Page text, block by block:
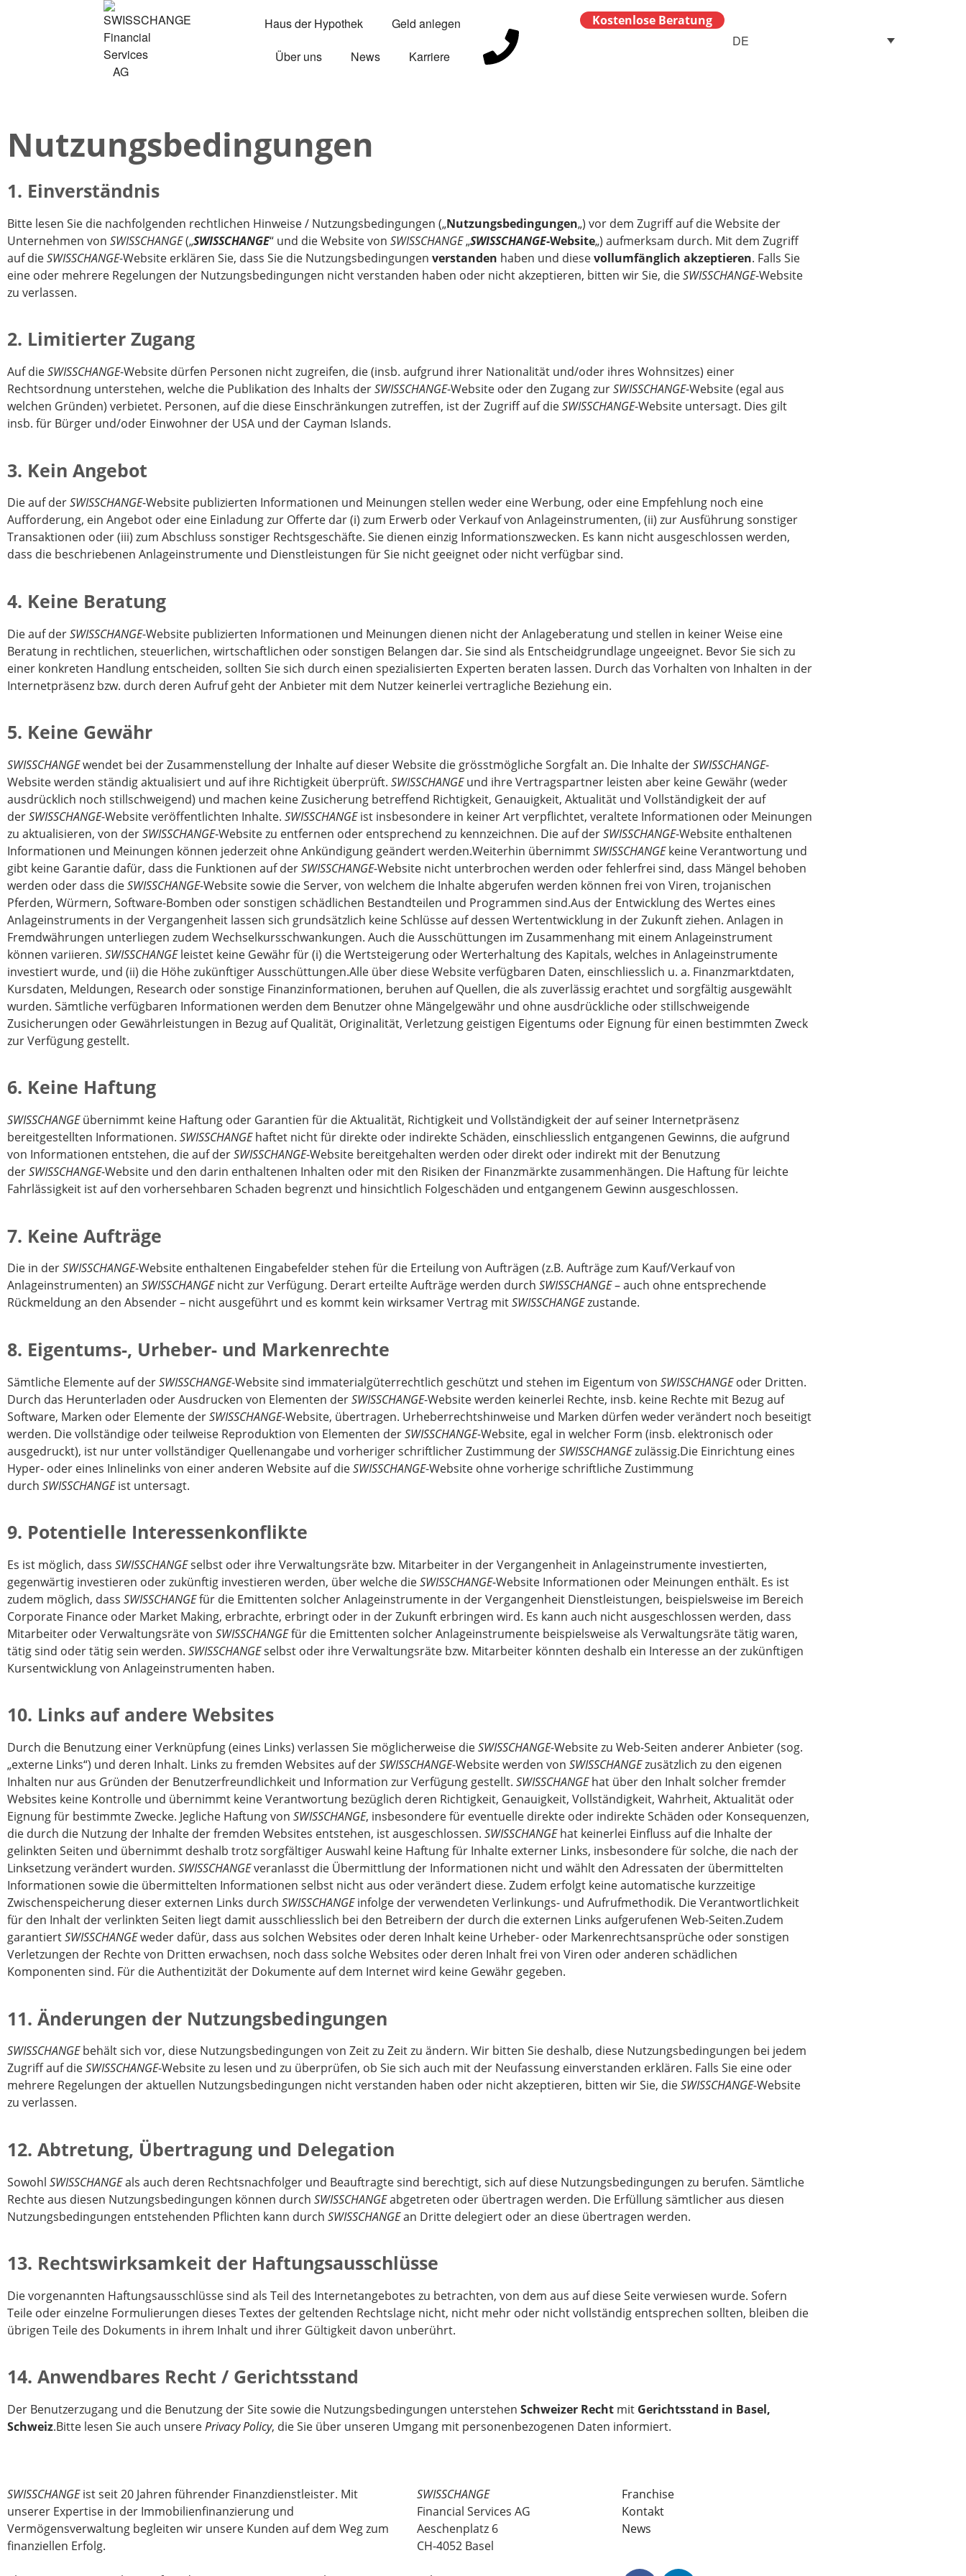
Haus der Hypothek
Geld anlegen
Über uns
News Karriere
Kostenlose Beratung
DE
Nutzungsbedingungen
1. Einverständnis
Bitte lesen Sie die nachfolgenden rechtlichen Hinweise / Nutzungsbedingungen („Nutzungsbedingungen„) vor dem Zugriff auf die Website der
Unternehmen von SWISSCHANGE(„SWISSCHANGE“ und die Website von SWISSCHANGE„SWISSCHANGE-Website„) aufmerksam durch. Mit dem Zugriff
auf dieSWISSCHANGE-Website erklären Sie, dass Sie die Nutzungsbedingungen verstanden haben und diesevollumfänglich akzeptieren. Falls Sie
eine oder mehrere Regelungen der Nutzungsbedingungen nicht verstanden haben oder nicht akzeptieren, bitten wir Sie, dieSWISSCHANGE-Website
zu verlassen.
2. Limitierter Zugang
Auf dieSWISSCHANGE-Website dürfen Personen nicht zugreifen, die (insb. aufgrund ihrer Nationalität und/oder ihres Wohnsitzes) einer
Rechtsordnung unterstehen, welche die Publikation des Inhalts derSWISSCHANGE-Website oder den Zugang zurSWISSCHANGE-Website (egal aus
welchen Gründen) verbietet. Personen, auf die diese Einschränkungen zutreffen, ist der Zugriff auf dieSWISSCHANGE-Website untersagt. Dies gilt
insb. für Bürger und/oder Einwohner der USA und der Cayman Islands.
3. Kein Angebot
Die auf derSWISSCHANGE-Website publizierten Informationen und Meinungen stellen weder eine Werbung, oder eine Empfehlung noch eine
Aufforderung, ein Angebot oder eine Einladung zur Offerte dar (i) zum Erwerb oder Verkauf von Anlageinstrumenten, (ii) zur Ausführung sonstiger
Transaktionen oder (iii) zum Abschluss sonstiger Rechtsgeschäfte. Sie dienen einzig Informationszwecken. Es kann nicht ausgeschlossen werden,
dass die beschriebenen Anlageinstrumente und Dienstleistungen für Sie nicht geeignet oder nicht verfügbar sind.
4. Keine Beratung
Die auf derSWISSCHANGE-Website publizierten Informationen und Meinungen dienen nicht der Anlageberatung und stellen in keiner Weise eine
Beratung in rechtlichen, steuerlichen, wirtschaftlichen oder sonstigen Belangen dar. Sie sind als Entscheidgrundlage ungeeignet. Bevor Sie sich zu
einer konkreten Handlung entscheiden, sollten Sie sich durch einen spezialisierten Experten beraten lassen. Durch das Vorhalten von Inhalten in der
Internetpräsenz bzw. durch deren Aufruf geht der Anbieter mit dem Nutzer keinerlei vertragliche Beziehung ein.
5. Keine Gewähr
SWISSCHANGEwendet bei der Zusammenstellung der Inhalte auf dieser Website die grösstmögliche Sorgfalt an. Die Inhalte derSWISSCHANGE-
Website werden ständig aktualisiert und auf ihre Richtigkeit überprüft. SWISSCHANGEund ihre Vertragspartner leisten aber keine Gewähr (weder
ausdrücklich noch stillschweigend) und machen keine Zusicherung betreffend Richtigkeit, Genauigkeit, Aktualität und Vollständigkeit der auf
derSWISSCHANGE-Website veröffentlichten Inhalte. SWISSCHANGEist insbesondere in keiner Art verpflichtet, veraltete Informationen oder Meinungen
zu aktualisieren, von derSWISSCHANGE-Website zu entfernen oder entsprechend zu kennzeichnen. Die auf derSWISSCHANGE-Website enthaltenen
Informationen und Meinungen können jederzeit ohne Ankündigung geändert werden.Weiterhin übernimmtSWISSCHANGEkeine Verantwortung und
gibt keine Garantie dafür, dass die Funktionen auf derSWISSCHANGE-Website nicht unterbrochen werden oder fehlerfrei sind, dass Mängel behoben
werden oder dass dieSWISSCHANGE-Website sowie die Server, von welchem die Inhalte abgerufen werden können frei von Viren, trojanischen
Pferden, Würmern, Software-Bomben oder sonstigen schädlichen Bestandteilen und Programmen sind.Aus der Entwicklung des Wertes eines
Anlageinstruments in der Vergangenheit lassen sich grundsätzlich keine Schlüsse auf dessen Wertentwicklung in der Zukunft ziehen. Anlagen in
Fremdwährungen unterliegen zudem Wechselkursschwankungen. Auch die Ausschüttungen im Zusammenhang mit einem Anlageinstrument
können variieren. SWISSCHANGEleistet keine Gewähr für (i) die Wertsteigerung oder Werterhaltung des Kapitals, welches in Anlageinstrumente
investiert wurde, und (ii) die Höhe zukünftiger Ausschüttungen.Alle über diese Website verfügbaren Daten, einschliesslich u. a. Finanzmarktdaten,
Kursdaten, Meldungen, Research oder sonstige Finanzinformationen, beruhen auf Quellen, die als zuverlässig erachtet und sorgfältig ausgewählt
wurden. Sämtliche verfügbaren Informationen werden dem Benutzer ohne Mängelgewähr und ohne ausdrückliche oder stillschweigende
Zusicherungen oder Gewährleistungen in Bezug auf Qualität, Originalität, Verletzung geistigen Eigentums oder Eignung für einen bestimmten Zweck
zur Verfügung gestellt.
6. Keine Haftung
SWISSCHANGEübernimmt keine Haftung oder Garantien für die Aktualität, Richtigkeit und Vollständigkeit der auf seiner Internetpräsenz
bereitgestellten Informationen. SWISSCHANGEhaftet nicht für direkte oder indirekte Schäden, einschliesslich entgangenen Gewinns, die aufgrund
von Informationen entstehen, die auf derSWISSCHANGE-Website bereitgehalten werden oder direkt oder indirekt mit der Benutzung
derSWISSCHANGE-Website und den darin enthaltenen Inhalten oder mit den Risiken der Finanzmärkte zusammenhängen. Die Haftung für leichte
Fahrlässigkeit ist auf den vorhersehbaren Schaden begrenzt und hinsichtlich Folgeschäden und entgangenem Gewinn ausgeschlossen.
7. Keine Aufträge
Die in derSWISSCHANGE-Website enthaltenen Eingabefelder stehen für die Erteilung von Aufträgen (z.B. Aufträge zum Kauf/Verkauf von
Anlageinstrumenten) an SWISSCHANGEnicht zur Verfügung. Derart erteilte Aufträge werden durch SWISSCHANGE– auch ohne entsprechende
Rückmeldung an den Absender – nicht ausgeführt und es kommt kein wirksamer Vertrag mitSWISSCHANGEzustande.
8. Eigentums-, Urheber- und Markenrechte
Sämtliche Elemente auf derSWISSCHANGE-Website sind immaterialgüterrechtlich geschützt und stehen im Eigentum von SWISSCHANGEoder Dritten.
Durch das Herunterladen oder Ausdrucken von Elementen derSWISSCHANGE-Website werden keinerlei Rechte, insb. keine Rechte mit Bezug auf
Software, Marken oder Elemente derSWISSCHANGE-Website, übertragen. Urheberrechtshinweise und Marken dürfen weder verändert noch beseitigt
werden. Die vollständige oder teilweise Reproduktion von Elementen derSWISSCHANGE-Website, egal in welcher Form (insb. elektronisch oder
ausgedruckt), ist nur unter vollständiger Quellenangabe und vorheriger schriftlicher Zustimmung derSWISSCHANGEzulässig.Die Einrichtung eines
Hyper- oder eines Inlinelinks von einer anderen Website auf dieSWISSCHANGE-Website ohne vorherige schriftliche Zustimmung
durch SWISSCHANGEist untersagt.
9. Potentielle Interessenkonflikte
Es ist möglich, dass SWISSCHANGEselbst oder ihre Verwaltungsräte bzw. Mitarbeiter in der Vergangenheit in Anlageinstrumente investierten,
gegenwärtig investieren oder zukünftig investieren werden, über welche dieSWISSCHANGE-Website Informationen oder Meinungen enthält. Es ist
zudem möglich, dass SWISSCHANGEfür die Emittenten solcher Anlageinstrumente in der Vergangenheit Dienstleistungen, beispielsweise im Bereich
Corporate Finance oder Market Making, erbrachte, erbringt oder in der Zukunft erbringen wird. Es kann auch nicht ausgeschlossen werden, dass
Mitarbeiter oder Verwaltungsräte von SWISSCHANGEfür die Emittenten solcher Anlageinstrumente beispielsweise als Verwaltungsräte tätig waren,
tätig sind oder tätig sein werden. SWISSCHANGEselbst oder ihre Verwaltungsräte bzw. Mitarbeiter könnten deshalb ein Interesse an der zukünftigen
Kursentwicklung von Anlageinstrumenten haben.
10. Links auf andere Websites
Durch die Benutzung einer Verknüpfung (eines Links) verlassen Sie möglicherweise dieSWISSCHANGE-Website zu Web-Seiten anderer Anbieter (sog.
„externe Links“) und deren Inhalt. Links zu fremden Websites auf derSWISSCHANGE-Website werden von SWISSCHANGEzusätzlich zu den eigenen
Inhalten nur aus Gründen der Benutzerfreundlichkeit und Information zur Verfügung gestellt. SWISSCHANGEhat über den Inhalt solcher fremder
Websites keine Kontrolle und übernimmt keine Verantwortung bezüglich deren Richtigkeit, Genauigkeit, Vollständigkeit, Wahrheit, Aktualität oder
Eignung für bestimmte Zwecke. Jegliche Haftung von SWISSCHANGE, insbesondere für eventuelle direkte oder indirekte Schäden oder Konsequenzen,
die durch die Nutzung der Inhalte der fremden Websites entstehen, ist ausgeschlossen. SWISSCHANGEhat keinerlei Einfluss auf die Inhalte der
gelinkten Seiten und übernimmt deshalb trotz sorgfältiger Auswahl keine Haftung für Inhalte externer Links, insbesondere für solche, die nach der
Linksetzung verändert wurden. SWISSCHANGEveranlasst die Übermittlung der Informationen nicht und wählt den Adressaten der übermittelten
Informationen sowie die übermittelten Informationen selbst nicht aus oder verändert diese. Zudem erfolgt keine automatische kurzzeitige
Zwischenspeicherung dieser externen Links durch SWISSCHANGEinfolge der verwendeten Verlinkungs- und Aufrufmethodik. Die Verantwortlichkeit
für den Inhalt der verlinkten Seiten liegt damit ausschliesslich bei den Betreibern der durch die externen Links aufgerufenen Web-Seiten.Zudem
garantiertSWISSCHANGEweder dafür, dass aus solchen Websites oder deren Inhalt keine Urheber- oder Markenrechtsansprüche oder sonstigen
Verletzungen der Rechte von Dritten erwachsen, noch dass solche Websites oder deren Inhalt frei von Viren oder anderen schädlichen
Komponenten sind. Für die Authentizität der Dokumente auf dem Internet wird keine Gewähr gegeben.
11. Änderungen der Nutzungsbedingungen
SWISSCHANGEbehält sich vor, diese Nutzungsbedingungen von Zeit zu Zeit zu ändern. Wir bitten Sie deshalb, diese Nutzungsbedingungen bei jedem
Zugriff auf dieSWISSCHANGE-Website zu lesen und zu überprüfen, ob Sie sich auch mit der Neufassung einverstanden erklären. Falls Sie eine oder
mehrere Regelungen der aktuellen Nutzungsbedingungen nicht verstanden haben oder nicht akzeptieren, bitten wir Sie, dieSWISSCHANGE-Website
zu verlassen.
12. Abtretung, Übertragung und Delegation
Sowohl SWISSCHANGEals auch deren Rechtsnachfolger und Beauftragte sind berechtigt, sich auf diese Nutzungsbedingungen zu berufen. Sämtliche
Rechte aus diesen Nutzungsbedingungen können durch SWISSCHANGEabgetreten oder übertragen werden. Die Erfüllung sämtlicher aus diesen
Nutzungsbedingungen entstehenden Pflichten kann durch SWISSCHANGEan Dritte delegiert oder an diese übertragen werden.
13. Rechtswirksamkeit der Haftungsausschlüsse
Die vorgenannten Haftungsausschlüsse sind als Teil des Internetangebotes zu betrachten, von dem aus auf diese Seite verwiesen wurde. Sofern
Teile oder einzelne Formulierungen dieses Textes der geltenden Rechtslage nicht, nicht mehr oder nicht vollständig entsprechen sollten, bleiben die
übrigen Teile des Dokuments in ihrem Inhalt und ihrer Gültigkeit davon unberührt.
14. Anwendbares Recht / Gerichtsstand
Der Benutzerzugang und die Benutzung der Site sowie die Nutzungsbedingungen unterstehen Schweizer Recht mit Gerichtsstand in Basel,
Schweiz.Bitte lesen Sie auch unserePrivacy Policy, die Sie über unseren Umgang mit personenbezogenen Daten informiert.
SWISSCHANGEist seit 20 Jahren führender Finanzdienstleister. Mit
unserer Expertise in der Immobilienfinanzierung und
Vermögensverwaltung begleiten wir unsere Kunden auf dem Weg zum
finanziellen Erfolg.
SWISSCHANGE
Financial Services AG
Aeschenplatz 6
CH-4052 Basel
Franchise
Kontakt
News